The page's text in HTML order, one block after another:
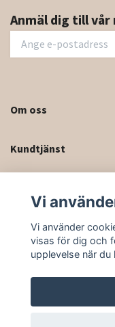
Anmäl dig till
Om oss
Kundtjänst
Sociala medier
Vi
Vi använder
visas för dig och
upplevelse när